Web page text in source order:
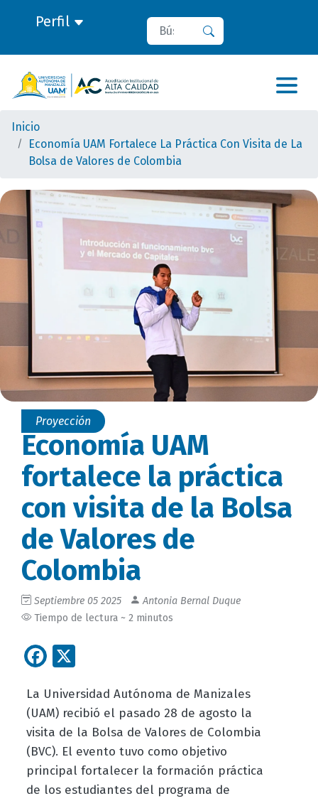
Perfil Buscar
Inicio
Economía UAM Fortalece La Práctica Con Visita de La
Bolsa de Valores de Colombia
Proyección
Economía UAM
fortalece la práctica
con visita de la Bolsa
de Valores de
Colombia
Septiembre 05 2025
Antonia Bernal Duque
Tiempo de lectura ~ 2 minutos
Facebook
La Universidad Autónoma de Manizales
(UAM) recibió el pasado 28 de agosto la
visita de la Bolsa de Valores de Colombia
(BVC). El evento tuvo como objetivo
principal fortalecer la formación práctica
de los estudiantes del programa de